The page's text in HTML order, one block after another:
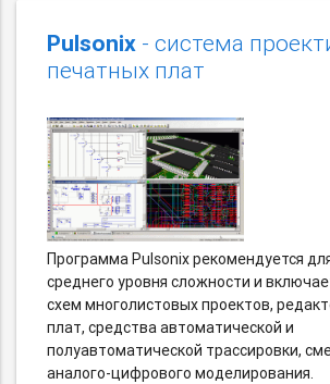
Pulsonix - система
печатных плат
Программа Pulsonix рекомендуется
среднего уровня сложности и
схем многолистовых проектов,
плат, средства автоматической и
полуавтоматической трассировки,
аналого-цифрового моделирования.